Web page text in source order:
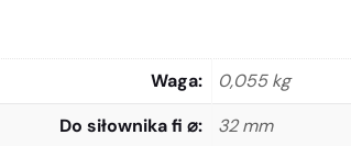
Waga
0,055 kg
Do siłownika fi ⌀
32 mm